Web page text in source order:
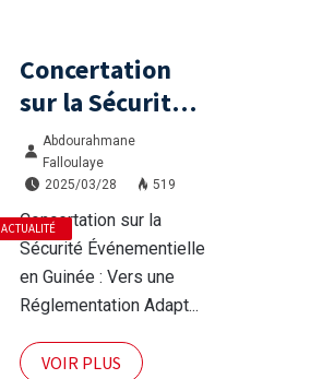
ACTUALITÉ
Concertation
sur la Sécurité
Événementielle
en Guinée : Vers
une
Réglementation
Adaptée et
Rigoureuse
Abdourahmane
Falloulaye
2025/03/28
519
Concertation sur la
Sécurité Événementielle
en Guinée : Vers une
Réglementation Adapt...
VOIR PLUS